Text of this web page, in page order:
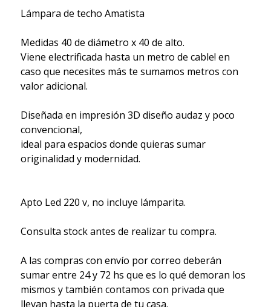
Lámpara de techo Amatista
Medidas 40 de diámetro x 40 de alto.
Viene electrificada hasta un metro de cable! en
caso que necesites más te sumamos metros con
valor adicional.
Diseñada en impresión 3D diseño audaz y poco
convencional,
ideal para espacios donde quieras sumar
originalidad y modernidad.
Apto Led 220 v, no incluye lámparita.
Consulta stock antes de realizar tu compra.
A las compras con envío por correo deberán
sumar entre 24 y 72 hs que es lo qué demoran los
mismos y también contamos con privada que
llevan hasta la puerta de tu casa.